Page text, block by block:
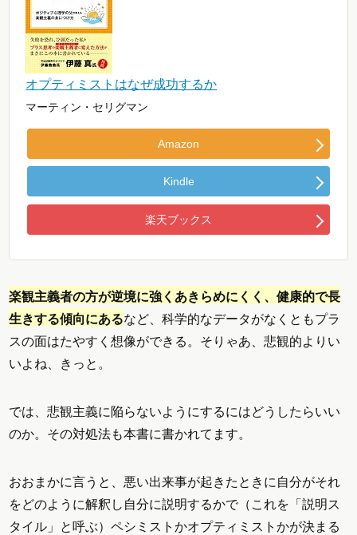
オプティミストはなぜ成功するか
マーティン・セリグマン
Amazon
Kindle
楽天ブックス
楽観主義者の方が逆境に強くあきらめにくく、健康的で長
生きする傾向にあるなど、科学的なデータがなくともプラ
スの面はたやすく想像ができる。そりゃあ、悲観的よりい
いよね、きっと。
では、悲観主義に陥らないようにするにはどうしたらいい
のか。その対処法も本書に書かれてます。
おおまかに言うと、悪い出来事が起きたときに自分がそれ
をどのように解釈し自分に説明するかで（これを「説明ス
タイル」と呼ぶ）ペシミストかオプティミストかが決まる